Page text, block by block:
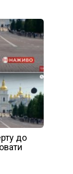
до